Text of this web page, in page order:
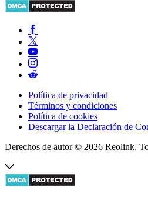
Política de privacidad
Términos y condiciones
Política de cookies
Descargar la Declaración de
Derechos de autor © 2026 Reolink.